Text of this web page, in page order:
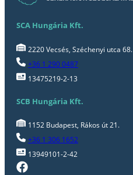
SCA Hungária Kft.
2220 Vecsés, Széchenyi utca 68.
+36 1 290 0487
13475219-2-13
SCB Hungária Kft.
1152 Budapest, Rákos út 21.
+36 1 306 1652
13949101-2-42